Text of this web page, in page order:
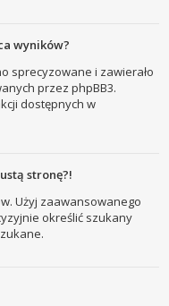
wyników?
sprecyzowane i zawierało
przez phpBB3.
dostępnych w
stronę?!
Użyj zaawansowanego
określić szukany